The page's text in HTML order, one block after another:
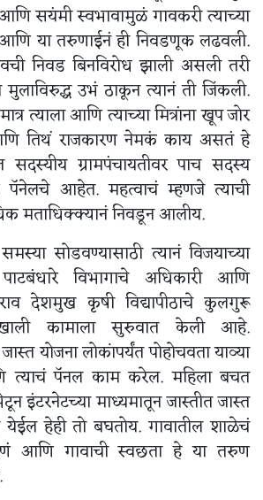
सयंमी स्वभावामुळं गावकरी त्याच्या
आणि या तरुणाईनं ही निवडणूक लढवली.
निवड बिनविरोध झाली असली तरी
मुलाविरुद्ध उभं ठाकून त्यानं ती जिंकली.
त्याला आणि त्याच्या मित्रांना खूप जोर
तिथं राजकारण नेमकं काय असतं हे
ग्रामपंचायतीवर पाच सदस्य
आहेत. महत्वाचं म्हणजे त्याची
मताधिक्क्यानं निवडून आलीय.
सोडवण्यासाठी त्यानं विजयाच्या
विभागाचे अधिकारी आणि
देशमुख कृषी विद्यापीठाचे कुलगुरू
कामाला सुरुवात केली आहे.
योजना लोकांपर्यंत पोहोचवता याव्या
त्याचं पॅनल काम करेल. महिला बचत
इंटरनेटच्या माध्यमातून जास्तीत जास्त
हेही तो बघतोय. गावातील शाळेचं
आणि गावाची स्वछता हे या तरुण